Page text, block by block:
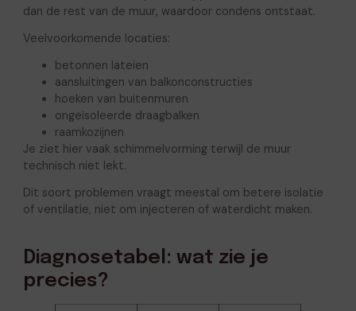
dan de rest van de muur, waardoor condens ontstaat.
Veelvoorkomende locaties:
betonnen lateien
aansluitingen van balkonconstructies
hoeken van buitenmuren
ongeïsoleerde draagbalken
raamkozijnen
Je ziet hier vaak schimmelvorming terwijl de muur
technisch niet lekt.
Dit soort problemen vraagt meestal om betere isolatie
of ventilatie, niet om injecteren of waterdicht maken.
Diagnosetabel: wat zie je
precies?